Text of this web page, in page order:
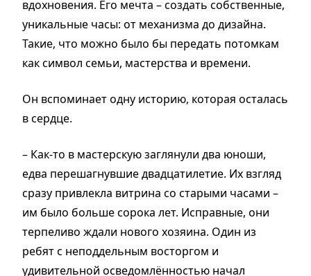
вдохновения. Его мечта – создать собственные,
уникальные часы: от механизма до дизайна.
Такие, что можно было бы передать потомкам
как символ семьи, мастерства и времени.
Он вспоминает одну историю, которая осталась
в сердце.
– Как-то в мастерскую заглянули два юноши,
едва перешагнувшие двадцатилетие. Их взгляд
сразу привлекла витрина со старыми часами –
им было больше сорока лет. Исправные, они
терпеливо ждали нового хозяина. Один из
ребят с неподдельным восторгом и
удивительной осведомлённостью начал